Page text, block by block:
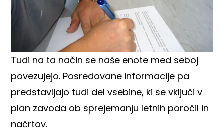
Tudi na ta način se naše enote med seboj
povezujejo. Posredovane informacije pa
predstavljajo tudi del vsebine, ki se vključi v
plan zavoda ob sprejemanju letnih poročil in
načrtov.